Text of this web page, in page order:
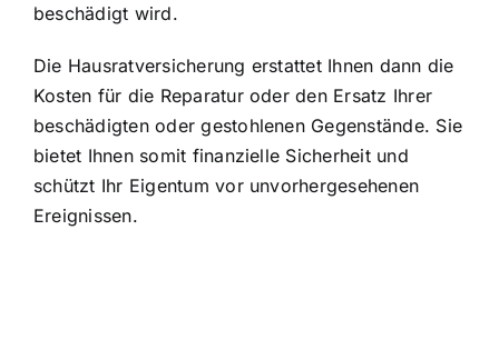
beschädigt wird.
Die Hausratversicherung erstattet Ihnen dann die
Kosten für die Reparatur oder den Ersatz Ihrer
beschädigten oder gestohlenen Gegenstände. Sie
bietet Ihnen somit finanzielle Sicherheit und
schützt Ihr Eigentum vor unvorhergesehenen
Ereignissen.